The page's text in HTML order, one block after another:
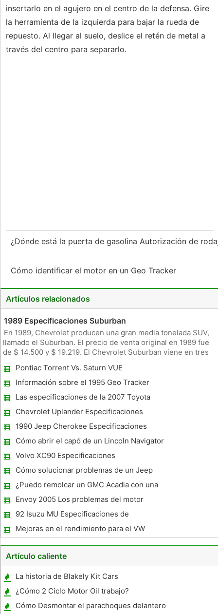
insertarlo en el agujero en el centro de la defensa. Gire
la herramienta de la izquierda para bajar la rueda de
repuesto. Al llegar al suelo, deslice el retén de metal a
través del centro para separarlo.
¿Dónde está la puerta de gasolina Autorización de
Cómo identificar el motor en un Geo Tracker
Artículos relacionados
1989 Especificaciones Suburban
En 1989, Chevrolet producen una gran media tonelada SUV,
llamado el Suburban. El precio de venta original en 1989 fue
de $ 14.500 y $ 19.219. El Chevrolet Suburban viene en tres
combinación de características opcionales, incluyendo
tracción a l
Pontiac Torrent Vs. Saturn VUE
Información sobre el 1995 Geo Tracker
Las especificaciones de la 2007 Toyota
Land Cruiser 4x4 bandeja
Chevrolet Uplander Especificaciones
1990 Jeep Cherokee Especificaciones
Cómo abrir el capó de un Lincoln Navigator
Volvo XC90 Especificaciones
Cómo solucionar problemas de un Jeep
Grand Cherokee Radio CD
¿Puedo remolcar un GMC Acadia con una
barra de remolque y una transmisión
automática ?
Envoy 2005 Los problemas del motor
92 Isuzu MU Especificaciones de
importación
Mejoras en el rendimiento para el VW
Touareg V6
Artículo caliente
La historia de Blakely Kit Cars
¿Cómo 2 Ciclo Motor Oil trabajo?
Cómo Desmontar el parachoques delantero